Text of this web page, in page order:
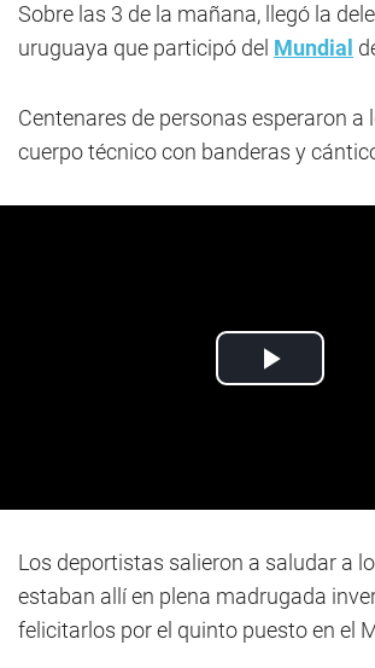
Sobre las 3 de la mañana, llegó la
uruguaya que participó del Mundial
Centenares de personas esperaron a
cuerpo técnico con banderas y
Los deportistas salieron a saludar a
estaban allí en plena madrugada
felicitarlos por el quinto puesto en el